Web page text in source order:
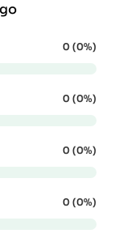
0 (0%)
0 (0%)
0 (0%)
0 (0%)